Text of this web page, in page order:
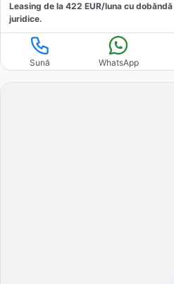
Leasing de la 422 EUR/luna cu dobăndă
juridice.
Sună WhatsApp